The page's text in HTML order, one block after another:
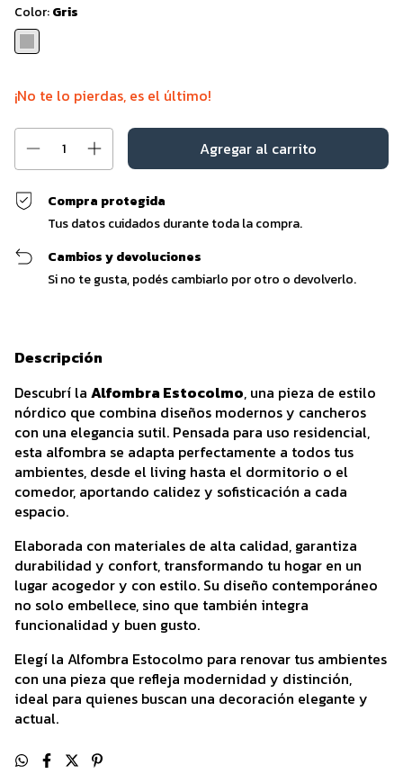
Color:Gris
¡No te lo pierdas, es el último!
Compra protegida
Tus datos cuidados durante toda la compra.
Cambios y devoluciones
Si no te gusta, podés cambiarlo por otro o devolverlo.
Descripción
Descubrí la Alfombra Estocolmo, una pieza de estilo
nórdico que combina diseños modernos y cancheros
con una elegancia sutil. Pensada para uso residencial,
esta alfombra se adapta perfectamente a todos tus
ambientes, desde el living hasta el dormitorio o el
comedor, aportando calidez y sofisticación a cada
espacio.
Elaborada con materiales de alta calidad, garantiza
durabilidad y confort, transformando tu hogar en un
lugar acogedor y con estilo. Su diseño contemporáneo
no solo embellece, sino que también integra
funcionalidad y buen gusto.
Elegí la Alfombra Estocolmo para renovar tus ambientes
con una pieza que refleja modernidad y distinción,
ideal para quienes buscan una decoración elegante y
actual.